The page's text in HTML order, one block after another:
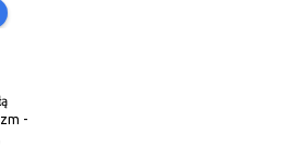
-